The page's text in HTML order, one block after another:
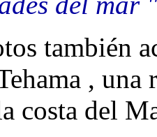
también
,
costa del